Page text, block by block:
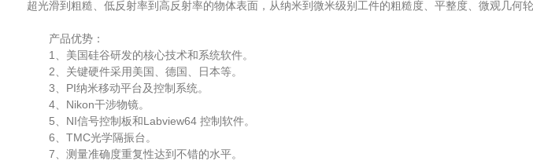
超光滑到粗糙、低反射率到高反射率的物体表面，从纳米到微米级别工件的粗糙度、平整度、微观几
产品优势：
1、美国硅谷研发的核心技术和系统软件。
2、关键硬件采用美国、德国、日本等。
3、PI纳米移动平台及控制系统。
4、Nikon干涉物镜。
5、NI信号控制板和Labview64 控制软件。
6、TMC光学隔振台。
7、测量准确度重复性达到不错的水平。